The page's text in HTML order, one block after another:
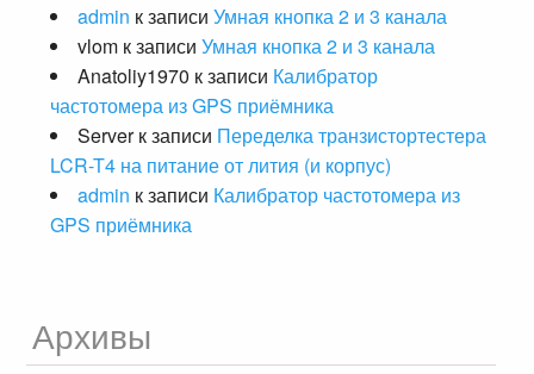
admin к записиУмная кнопка 2 и 3 канала
vlom к записиУмная кнопка 2 и 3 канала
Anatoliy1970 к записи Калибратор
частотомера из GPS приёмника
Serverк записи Переделка транзистортестера
LCR-T4 на питание от лития (и корпус)
admin к записи Калибратор частотомера из
GPS приёмника
Архивы